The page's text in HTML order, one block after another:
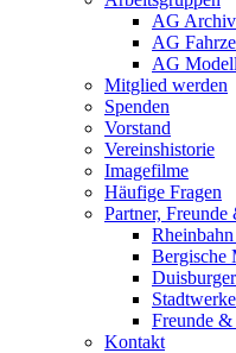
AG
AG
AG
Mitglied werden
Spenden
Vorstand
Vereinshistorie
Imagefilme
Häufige Fragen
Partner,
Bergische
Freunde
Kontakt